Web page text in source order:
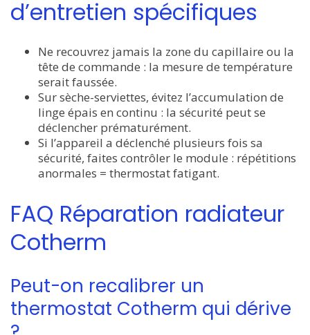
d’entretien spécifiques
Ne recouvrez jamais la zone du capillaire ou la
tête de commande : la mesure de température
serait faussée.
Sur sèche-serviettes, évitez l’accumulation de
linge épais en continu : la sécurité peut se
déclencher prématurément.
Si l’appareil a déclenché plusieurs fois sa
sécurité, faites contrôler le module : répétitions
anormales = thermostat fatigant.
FAQ Réparation radiateur
Cotherm
Peut-on recalibrer un
thermostat Cotherm qui dérive